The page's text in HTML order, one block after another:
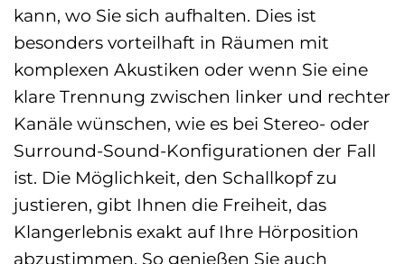
kann, wo Sie sich aufhalten. Dies ist
besonders vorteilhaft in Räumen mit
komplexen Akustiken oder wenn Sie eine
klare Trennung zwischen linker und rechter
Kanäle wünschen, wie es bei Stereo- oder
Surround-Sound-Konfigurationen der Fall
ist. Die Möglichkeit, den Schallkopf zu
justieren, gibt Ihnen die Freiheit, das
Klangerlebnis exakt auf Ihre Hörposition
abzustimmen. So genießen Sie auch